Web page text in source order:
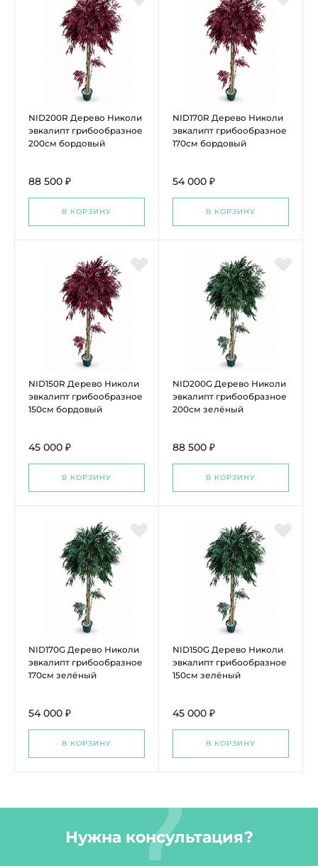
NID200R Дерево Николи
эвкалипт грибообразное
200см бордовый
88 500 ₽
В КОРЗИНУ
NID170R Дерево Николи
эвкалипт грибообразное
170см бордовый
54 000 ₽
В КОРЗИНУ
NID150R Дерево Николи
эвкалипт грибообразное
150см бордовый
45 000 ₽
В КОРЗИНУ
NID200G Дерево Николи
эвкалипт грибообразное
200см зелёный
88 500 ₽
В КОРЗИНУ
NID170G Дерево Николи
эвкалипт грибообразное
170см зелёный
54 000 ₽
В КОРЗИНУ
NID150G Дерево Николи
эвкалипт грибообразное
150см зелёный
45 000 ₽
В КОРЗИНУ
Нужна консультация?